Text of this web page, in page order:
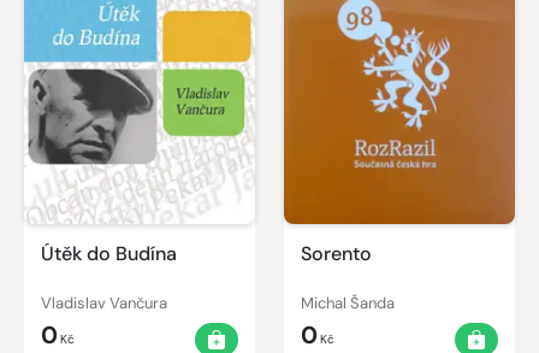
Útěk do Budína
Vladislav Vančura
0Kč
Sorento
Michal Šanda
0Kč